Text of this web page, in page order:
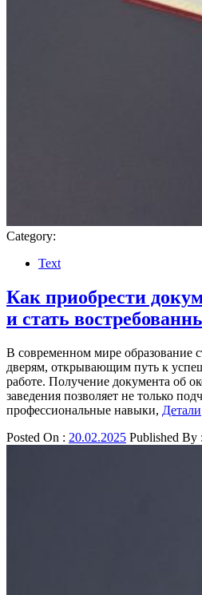
Category:
Text
Как приобрести
и стать
В современном мире образование
дверям, открывающим путь к
работе. Получение документа об
заведения позволяет не только
профессиональные навыки, Детали
Posted On : 20.02.2025 Published By :